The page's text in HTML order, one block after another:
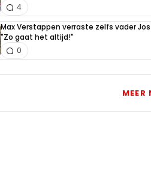
4
Max Verstappen verraste zelfs vader
"Zo gaat het altijd!"
0
MEER